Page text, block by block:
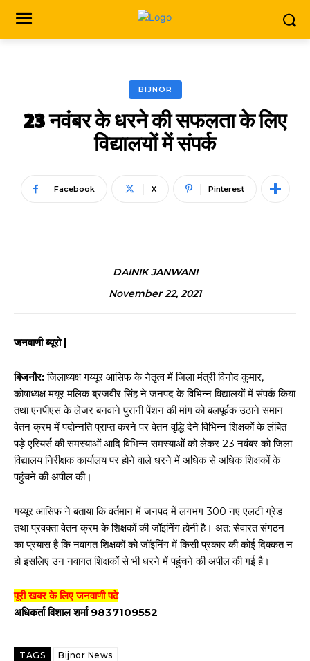
BIJNOR
23 नवंबर के धरने की सफलता के लिए
विद्यालयों में संपर्क
Facebook X Pinterest
DAINIK JANWANI
November 22, 2021
जनवाणी ब्यूरो |
बिजनौर:जिलाध्यक्ष गय्यूर आसिफ के नेतृत्व में जिला मंत्री विनोद कुमार,
कोषाध्यक्ष मयूर मलिक ब्रजवीर सिंह ने जनपद के विभिन्न विद्यालयों में संपर्क किया
तथा एनपीएस के लेजर बनवाने पुरानी पेंशन की मांग को बलपूर्वक उठाने समान
वेतन क्रम में पदोन्नति प्राप्त करने पर वेतन वृद्धि देने विभिन्न शिक्षकों के लंबित
पड़े एरियर्स की समस्याओं आदि विभिन्न समस्याओं को लेकर 23 नवंबर को जिला
विद्यालय निरीक्षक कार्यालय पर होने वाले धरने में अधिक से अधिक शिक्षकों के
पहुंचने की अपील की।
गय्यूर आसिफ ने बताया कि वर्तमान में जनपद में लगभग 300 नए एलटी ग्रेड
तथा प्रवक्ता वेतन क्रम के शिक्षकों की जॉइनिंग होनी है। अत: सेवारत संगठन
का प्रयास है कि नवागत शिक्षकों को जॉइनिंग में किसी प्रकार की कोई दिक्कत न
हो इसलिए उन नवागत शिक्षकों से भी धरने में पहुंचने की अपील की गई है।
पूरी खबर के लिए जनवाणी पढे
अधिकर्ता विशाल शर्मा 9837109552
TAGS
Bijnor News